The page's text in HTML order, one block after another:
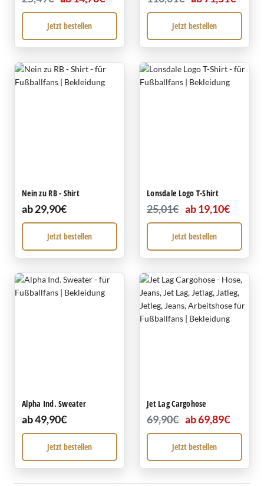
Jetzt bestellen Jetzt bestellen
Nein zu RB - Shirt
ab 29,90€
Jetzt bestellen
Lonsdale Logo T-Shirt
25,01€ ab 19,10€
Jetzt bestellen
Alpha Ind. Sweater
ab 49,90€
Jetzt bestellen
Jet Lag Cargohose
69,90€ ab 69,89€
Jetzt bestellen